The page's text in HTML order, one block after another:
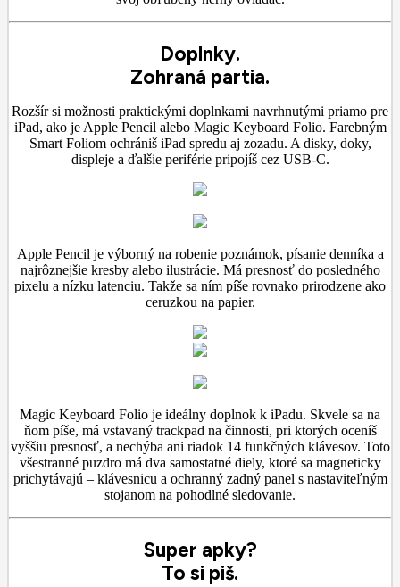
Doplnky.
Zohraná partia.
Rozšír si možnosti praktickými doplnkami navrhnutými priamo pre
iPad, ako je Apple Pencil alebo Magic Keyboard Folio. Farebným
Smart Foliom ochrániš iPad spredu aj zozadu. A disky, doky,
displeje a ďalšie periférie pripojíš cez USB‑C.
Apple Pencil je výborný na robenie poznámok, písanie denníka a
najrôznejšie kresby alebo ilustrácie. Má presnosť do posledného
pixelu a nízku latenciu. Takže sa ním píše rovnako prirodzene ako
ceruzkou na papier.
Magic Keyboard Folio je ideálny doplnok k iPadu. Skvele sa na
ňom píše, má vstavaný trackpad na činnosti, pri ktorých oceníš
vyššiu presnosť, a nechýba ani riadok 14 funkčných klávesov. Toto
všestranné puzdro má dva samostatné diely, ktoré sa magneticky
prichytávajú – klávesnicu a ochranný zadný panel s nastaviteľným
stojanom na pohodlné sledovanie.
Super apky?
To si piš.